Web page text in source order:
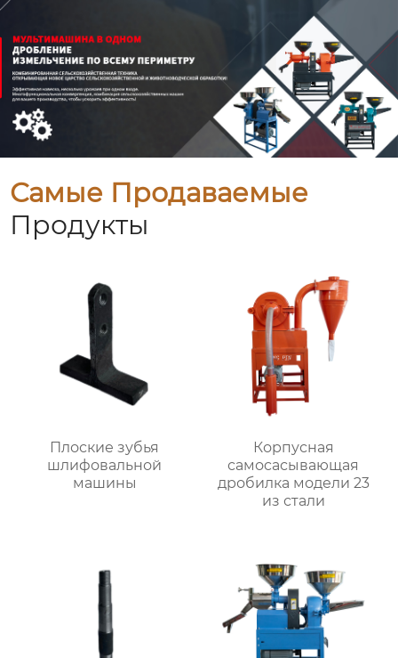
Самые Продаваемые
Продукты
Плоские зубья
шлифовальной
машины
Корпусная
самоcасывающая
дробилка модели 23
из стали